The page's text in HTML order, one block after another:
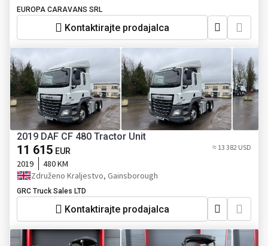
EUROPA CARAVANS SRL
Kontaktirajte prodajalca
2019 DAF CF 480 Tractor Unit
11 615 EUR ≈ 13 382 USD
2019
480 KM
Združeno Kraljestvo, Gainsborough
GRC Truck Sales LTD
Kontaktirajte prodajalca